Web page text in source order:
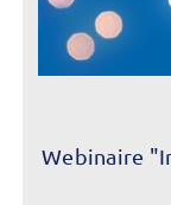
Webinaire